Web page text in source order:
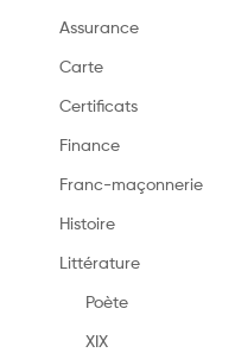
Assurance
Carte
Certificats
Finance
Franc-maçonnerie
Histoire
Littérature
Poète
XIX